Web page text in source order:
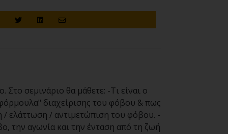
σεμινάριο θα μάθετε: -Τι είναι ο
διαχείρισης του φόβου & πως
/ ελάττωση / αντιμετώπιση του φόβου. -
την αγωνία και την ένταση από τη ζωή